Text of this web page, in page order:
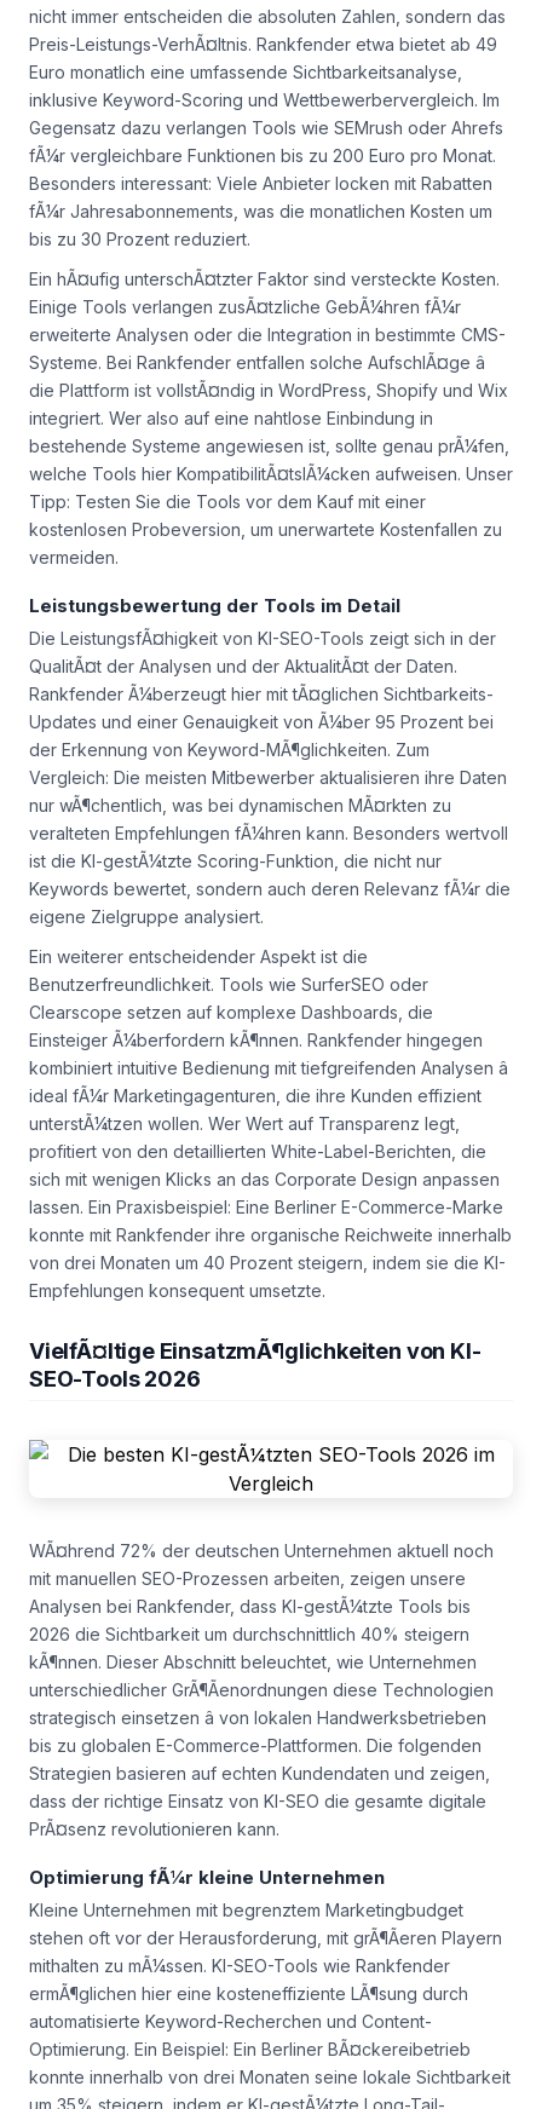
nicht immer entscheiden die absoluten Zahlen, sondern das
Preis-Leistungs-VerhÃ¤ltnis. Rankfender etwa bietet ab 49
Euro monatlich eine umfassende Sichtbarkeitsanalyse,
inklusive Keyword-Scoring und Wettbewerbervergleich. Im
Gegensatz dazu verlangen Tools wie SEMrush oder Ahrefs
fÃ¼r vergleichbare Funktionen bis zu 200 Euro pro Monat.
Besonders interessant: Viele Anbieter locken mit Rabatten
fÃ¼r Jahresabonnements, was die monatlichen Kosten um
bis zu 30 Prozent reduziert.
Ein hÃ¤ufig unterschÃ¤tzter Faktor sind versteckte Kosten.
Einige Tools verlangen zusÃ¤tzliche GebÃ¼hren fÃ¼r
erweiterte Analysen oder die Integration in bestimmte CMS-
Systeme. Bei Rankfender entfallen solche AufschlÃ¤ge â
die Plattform ist vollstÃ¤ndig in WordPress, Shopify und Wix
integriert. Wer also auf eine nahtlose Einbindung in
bestehende Systeme angewiesen ist, sollte genau prÃ¼fen,
welche Tools hier KompatibilitÃ¤tslÃ¼cken aufweisen. Unser
Tipp: Testen Sie die Tools vor dem Kauf mit einer
kostenlosen Probeversion, um unerwartete Kostenfallen zu
vermeiden.
Leistungsbewertung der Tools im Detail
Die LeistungsfÃ¤higkeit von KI-SEO-Tools zeigt sich in der
QualitÃ¤t der Analysen und der AktualitÃ¤t der Daten.
Rankfender Ã¼berzeugt hier mit tÃ¤glichen Sichtbarkeits-
Updates und einer Genauigkeit von Ã¼ber 95 Prozent bei
der Erkennung von Keyword-MÃ¶glichkeiten. Zum
Vergleich: Die meisten Mitbewerber aktualisieren ihre Daten
nur wÃ¶chentlich, was bei dynamischen MÃ¤rkten zu
veralteten Empfehlungen fÃ¼hren kann. Besonders wertvoll
ist die KI-gestÃ¼tzte Scoring-Funktion, die nicht nur
Keywords bewertet, sondern auch deren Relevanz fÃ¼r die
eigene Zielgruppe analysiert.
Ein weiterer entscheidender Aspekt ist die
Benutzerfreundlichkeit. Tools wie SurferSEO oder
Clearscope setzen auf komplexe Dashboards, die
Einsteiger Ã¼berfordern kÃ¶nnen. Rankfender hingegen
kombiniert intuitive Bedienung mit tiefgreifenden Analysen â
ideal fÃ¼r Marketingagenturen, die ihre Kunden effizient
unterstÃ¼tzen wollen. Wer Wert auf Transparenz legt,
profitiert von den detaillierten White-Label-Berichten, die
sich mit wenigen Klicks an das Corporate Design anpassen
lassen. Ein Praxisbeispiel: Eine Berliner E-Commerce-Marke
konnte mit Rankfender ihre organische Reichweite innerhalb
von drei Monaten um 40 Prozent steigern, indem sie die KI-
Empfehlungen konsequent umsetzte.
VielfÃ¤ltige EinsatzmÃ¶glichkeiten von KI-
SEO-Tools 2026
WÃ¤hrend 72% der deutschen Unternehmen aktuell noch
mit manuellen SEO-Prozessen arbeiten, zeigen unsere
Analysen bei Rankfender, dass KI-gestÃ¼tzte Tools bis
2026 die Sichtbarkeit um durchschnittlich 40% steigern
kÃ¶nnen. Dieser Abschnitt beleuchtet, wie Unternehmen
unterschiedlicher GrÃ¶Ãenordnungen diese Technologien
strategisch einsetzen â von lokalen Handwerksbetrieben
bis zu globalen E-Commerce-Plattformen. Die folgenden
Strategien basieren auf echten Kundendaten und zeigen,
dass der richtige Einsatz von KI-SEO die gesamte digitale
PrÃ¤senz revolutionieren kann.
Optimierung fÃ¼r kleine Unternehmen
Kleine Unternehmen mit begrenztem Marketingbudget
stehen oft vor der Herausforderung, mit grÃ¶Ãeren Playern
mithalten zu mÃ¼ssen. KI-SEO-Tools wie Rankfender
ermÃ¶glichen hier eine kosteneffiziente LÃ¶sung durch
automatisierte Keyword-Recherchen und Content-
Optimierung. Ein Beispiel: Ein Berliner BÃ¤ckereibetrieb
konnte innerhalb von drei Monaten seine lokale Sichtbarkeit
um 35% steigern, indem er KI-gestÃ¼tzte Long-Tail-